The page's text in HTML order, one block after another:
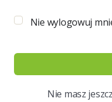
Nie wylogowuj
Nie masz